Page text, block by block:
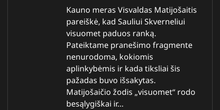
Kauno meras Visvaldas Matijošaitis
pareiškė, kad Sauliui Skverneliui
visuomet paduos ranką.
Pateiktame pranešimo fragmente
nenurodoma, kokiomis
aplinkybėmis ir kada tiksliai šis
pažadas buvo išsakytas.
Matijošaičio žodis „visuomet“ rodo
besąlygiškai ir…